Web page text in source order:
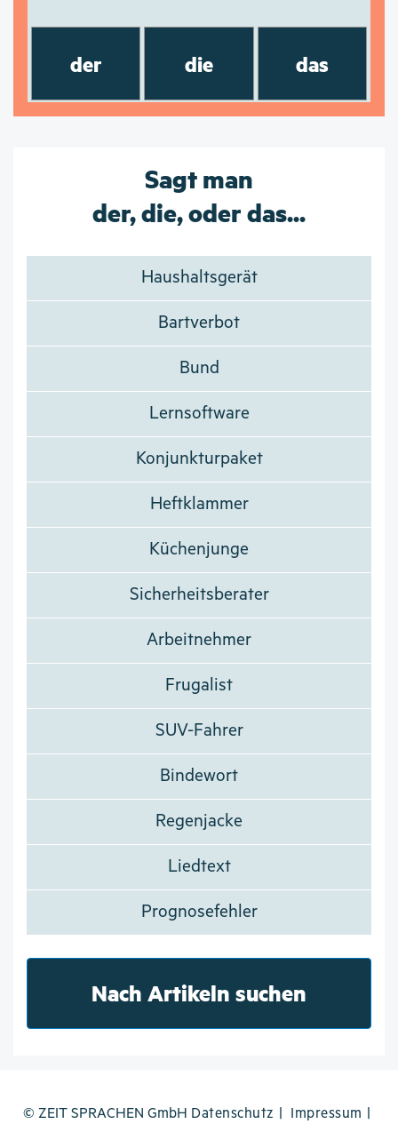
der die das
Sagt man
der, die, oder das...
Haushaltsgerät
Bartverbot
Bund
Lernsoftware
Konjunkturpaket
Heftklammer
Küchenjunge
Sicherheitsberater
Arbeitnehmer
Frugalist
SUV-Fahrer
Bindewort
Regenjacke
Liedtext
Prognosefehler
Nach Artikeln suchen
© ZEIT SPRACHEN GmbH Datenschutz
Impressum